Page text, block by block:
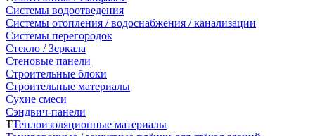
Системы водоотведения
Системы отопления / водоснабжения / канализации
Системы перегородок
Стекло / Зеркала
Стеновые панели
Строительные блоки
Строительные материалы
Сухие смеси
Сэндвич-панели
ТТеплоизоляционные материалы